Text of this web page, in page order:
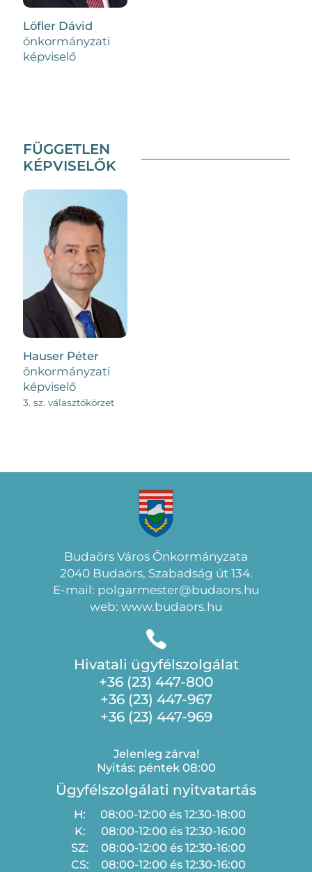
Löfler Dávid
önkormányzati
képviselő
FÜGGETLEN
KÉPVISELŐK
Hauser Péter
önkormányzati
képviselő
3. sz. választókörzet
Budaörs Város Önkormányzata
2040 Budaörs, Szabadság út 134.
E-mail: polgarmester@budaors.hu
web: www.budaors.hu
Hivatali ügyfélszolgálat
+36 (23) 447-800
+36 (23) 447-967
+36 (23) 447-969
Jelenleg zárva!
Nyitás: péntek 08:00
Ügyfélszolgálati nyitvatartás
H:
08:00-12:00 és 12:30-18:00
K:
08:00-12:00 és 12:30-16:00
SZ:
08:00-12:00 és 12:30-16:00
CS:
08:00-12:00 és 12:30-16:00